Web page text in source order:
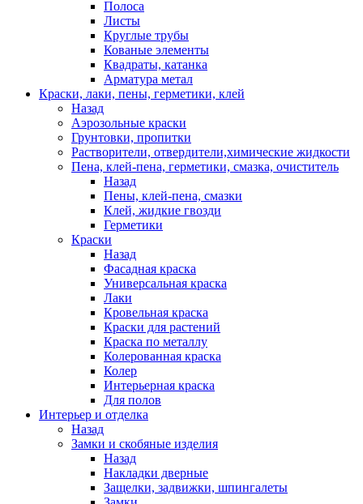
Полоса
Листы
Круглые трубы
Кованые элементы
Квадраты, катанка
Арматура метал
Краски, лаки, пены, герметики, клей
Назад
Аэрозольные краски
Грунтовки, пропитки
Растворители, отвердители,химические жидкости
Пена, клей-пена, герметики, смазка, очиститель
Назад
Пены, клей-пена, смазки
Клей, жидкие гвозди
Герметики
Краски
Назад
Фасадная краска
Универсальная краска
Лаки
Кровельная краска
Краски для растений
Краска по металлу
Колерованная краска
Колер
Интерьерная краска
Для полов
Интерьер и отделка
Назад
Замки и скобяные изделия
Назад
Накладки дверные
Защелки, задвижки, шпингалеты